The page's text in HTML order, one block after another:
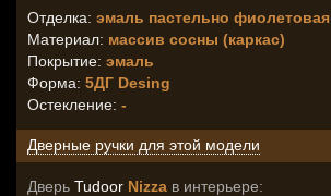
Отделка: эмаль пастельно фиолетовая
Материал: массив сосны (каркас)
Покрытие: эмаль
Форма: 5ДГ Desing
Остекление: -
Дверные ручки для этой модели
Дверь Tudoor Nizza в интерьере: